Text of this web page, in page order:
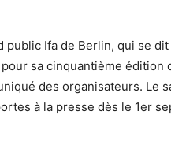
public Ifa de Berlin, qui se
sa cinquantième édition
des organisateurs. Le
à la presse dès le 1er